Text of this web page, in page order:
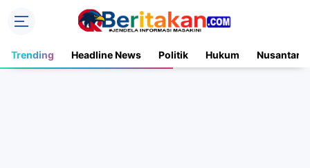
Trending Headline News Politik Hukum Nusantara